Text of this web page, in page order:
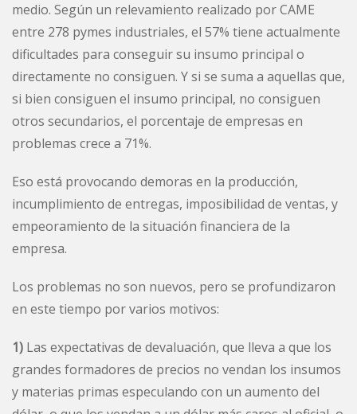
medio. Según un relevamiento realizado por CAME
entre 278 pymes industriales, el 57% tiene actualmente
dificultades para conseguir su insumo principal o
directamente no consiguen. Y si se suma a aquellas que,
si bien consiguen el insumo principal, no consiguen
otros secundarios, el porcentaje de empresas en
problemas crece a 71%.
Eso está provocando demoras en la producción,
incumplimiento de entregas, imposibilidad de ventas, y
empeoramiento de la situación financiera de la
empresa.
Los problemas no son nuevos, pero se profundizaron
en este tiempo por varios motivos:
1) Las expectativas de devaluación, que lleva a que los
grandes formadores de precios no vendan los insumos
y materias primas especulando con un aumento del